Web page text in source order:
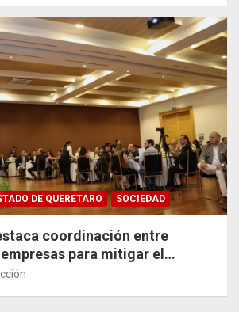
DE QUERETARO SOCIEDAD
coordinación entre
para mitigar el
México–Querétaro